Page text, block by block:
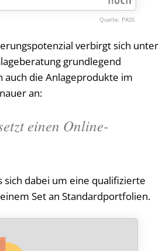
PASS
verbirgt sich unter
grundlegend
auch die Anlageprodukte im
an:
einen Online-
sich dabei um eine qualifizierte
Set an Standardportfolien.